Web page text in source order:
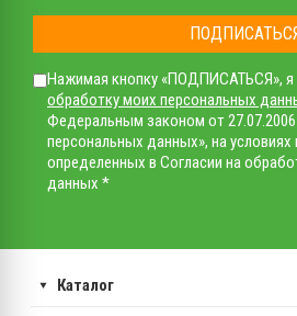
Нажимая кнопку «ПОДПИСАТЬСЯ»,
обработку моих персональных
Федеральным законом от
персональных данных», на условиях
определенных в Согласии на
данных *
Каталог